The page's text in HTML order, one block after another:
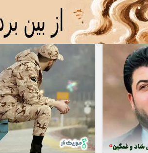
مداحیتماس با ما